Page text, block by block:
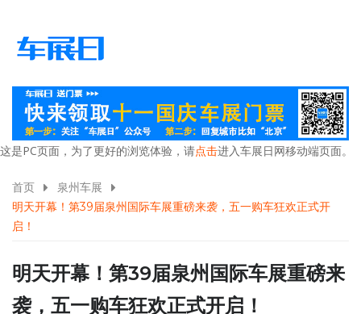
这是PC页面，为了更好的浏览体验，请点击进入车展日网移动端页面。
首页
泉州车展
明天开幕！第39届泉州国际车展重磅来袭，五一购车狂欢正式开
启！
明天开幕！第39届泉州国际车展重磅来
袭，五一购车狂欢正式开启！